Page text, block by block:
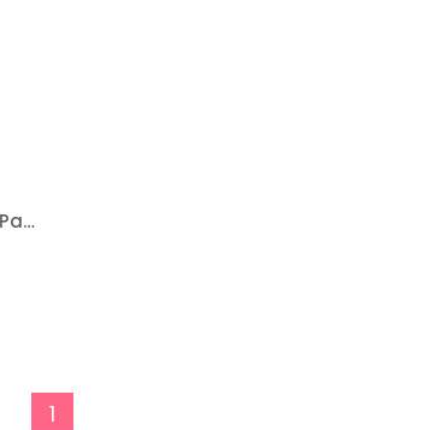
Mercedes C Serisi W206 2021+ 3D Paspas ve Bagaj Havuzu Seti Bizymo
1